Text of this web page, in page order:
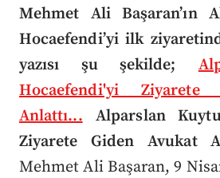
Mehmet Ali Başaran’ın
Hocaefendi’yi ilk
yazısı şu şekilde;
Hocaefendi'yi
Anlattı...
Alparslan
Ziyarete Giden Avukat
Mehmet Ali Başaran, 9